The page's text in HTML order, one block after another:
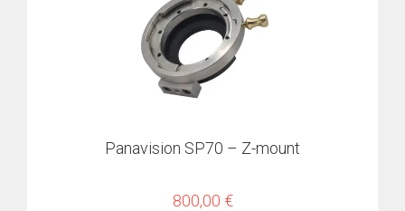
Panavision SP70 – Z-mount
800,00 €